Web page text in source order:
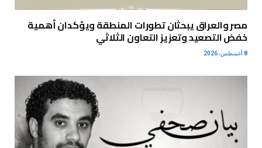
مصر والعراق يبحثان تطورات المنطقة ويؤكدان أهمية
خفض التصعيد وتعزيز التعاون الثلاثي
8 أغسطس، 2026